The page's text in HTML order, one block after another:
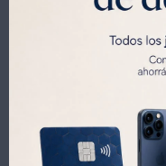
SOLO CON LA CÉDULA
 
Métodos y costos de